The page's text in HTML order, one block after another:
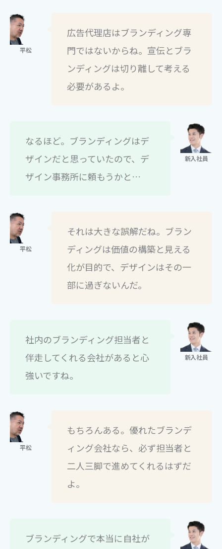
広告代理店はブランディング専
門ではないからね。宣伝とブラ
ンディングは切り離して考える
必要があるよ。
なるほど。ブランディングはデ
ザインだと思っていたので、デ
ザイン事務所に頼もうかと…
それは大きな誤解だね。ブラン
ディングは価値の構築と見える
化が目的で、デザインはその一
部に過ぎないんだ。
社内のブランディング担当者と
伴走してくれる会社があると心
強いですね。
もちろんある。優れたブランデ
ィング会社なら、必ず担当者と
二人三脚で進めてくれるはずだ
よ。
ブランディングで本当に自社が